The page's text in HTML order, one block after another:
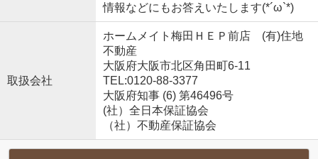
情報などにもお答えいたします(*´ω`*)
取扱会社
ホームメイト梅田ＨＥＰ前店 (有)住地
不動産
大阪府大阪市北区角田町6-11
TEL:0120-88-3377
大阪府知事 (6) 第46496号
(社）全日本保証協会
（社）不動産保証協会